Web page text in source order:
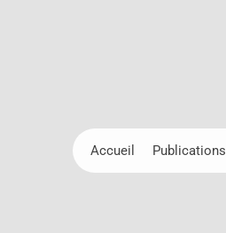
Accueil Publications